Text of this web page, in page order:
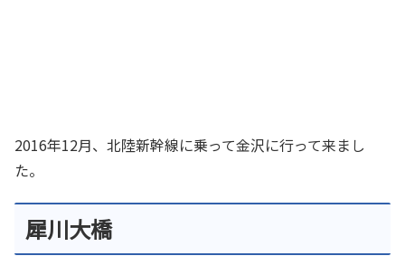
2016年12月、北陸新幹線に乗って金沢に行って来まし
た。
犀川大橋